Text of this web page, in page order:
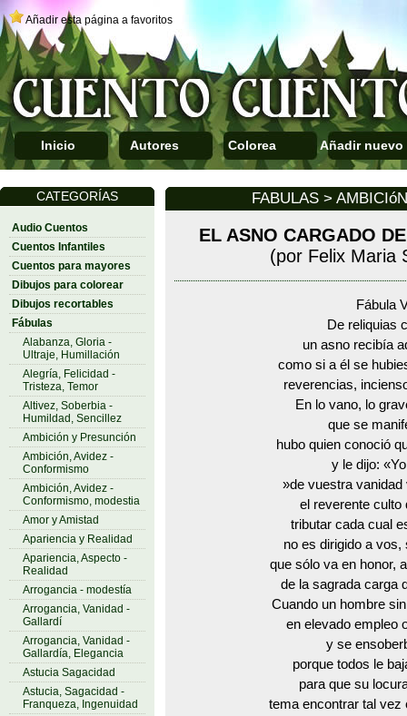
Añadir esta página a favoritos
Inicio Autores Colorea Añadir nuevo
CATEGORÍAS
Audio Cuentos
Cuentos Infantiles
Cuentos para mayores
Dibujos para colorear
Dibujos recortables
Fábulas
Alabanza, Gloria -
Ultraje, Humillación
Alegría, Felicidad -
Tristeza, Temor
Altivez, Soberbia -
Humildad, Sencillez
Ambición y Presunción
Ambición, Avidez -
Conformismo
Ambición, Avidez -
Conformismo, modestia
Amor y Amistad
Apariencia y Realidad
Apariencia, Aspecto -
Realidad
Arrogancia - modestía
Arrogancia, Vanidad -
Gallardí
Arrogancia, Vanidad -
Gallardía, Elegancia
Astucia Sagacidad
Astucia, Sagacidad -
Franqueza, Ingenuidad
FABULAS >
EL ASNO CARGADO
(por Felix Maria
Fábula
De reliquias
un asno recibía
como si a él se
reverencias,
En lo vano, lo
que se
hubo quien conoció
y le dijo:
»de vuestra
el reverente culto
tributar cada cual
no es dirigido a vos,
que sólo va en honor,
de la sagrada carga
Cuando un hombre
en elevado empleo
y se
porque todos le
para que su
tema encontrar tal vez